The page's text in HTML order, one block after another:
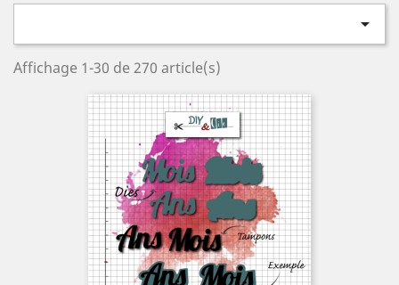

Affichage 1-30 de 270 article(s)